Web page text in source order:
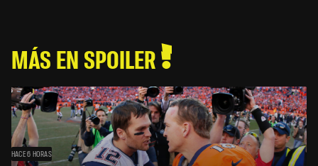
MÁS EN SPOILER
HACE 6 HORAS